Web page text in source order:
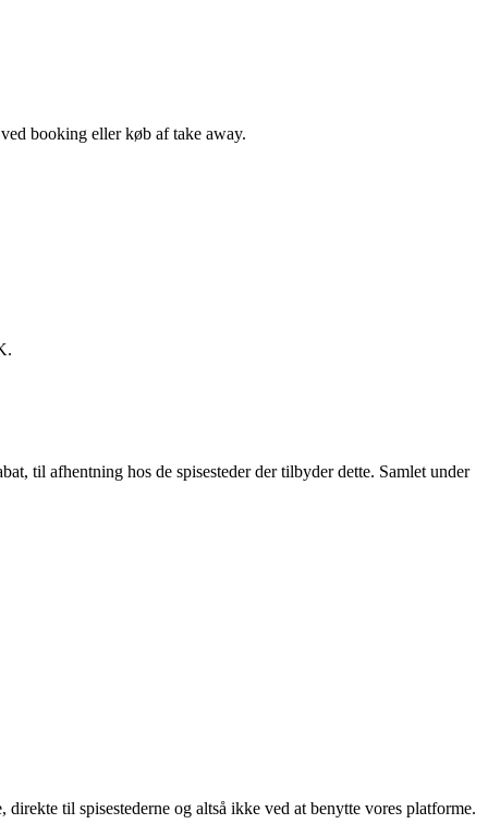
booking eller køb af take away.
til afhentning hos de spisesteder der tilbyder dette. Samlet under
til spisestederne og altså ikke ved at benytte vores platforme.